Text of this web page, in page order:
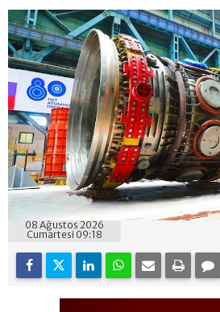
08 Ağustos 2026
Cumartesi 09:18